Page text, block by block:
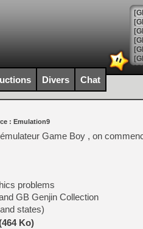
Divers Chat
: Emulation9
Game Boy , on
problems
GB Genjin Collection
states)
Ko)